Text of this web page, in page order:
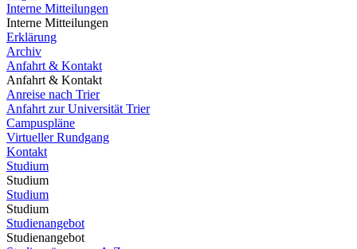
Interne Mitteilungen
Interne Mitteilungen
Erklärung
Archiv
Anfahrt & Kontakt
Anfahrt & Kontakt
Anreise nach Trier
Anfahrt zur Universität Trier
Campuspläne
Virtueller Rundgang
Kontakt
Studium
Studium
Studium
Studium
Studienangebot
Studienangebot